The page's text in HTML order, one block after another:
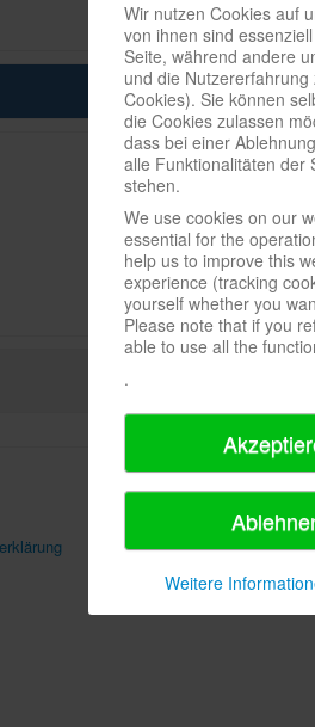
AGB Sitemap
Wir nutzen Cookies auf
von ihnen sind
Seite, während andere
und die
Cookies). Sie können
die Cookies zulassen
dass bei einer
alle Funktionalitäten der
stehen.
We use cookies on our
essential for the
help us to improve this
experience (tracking
yourself whether you
Please note that if you
able to use all the
.
Weitere